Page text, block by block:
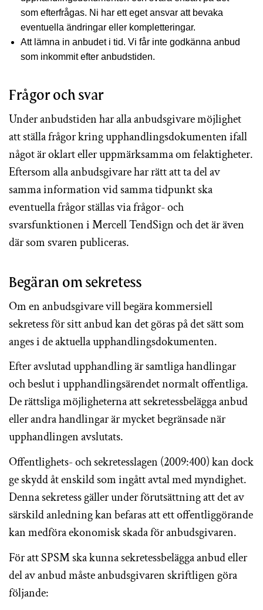
som efterfrågas. Ni har ett eget ansvar att bevaka
eventuella ändringar eller kompletteringar.
Att lämna in anbudet i tid. Vi får inte godkänna anbud
som inkommit efter anbudstiden.
Frågor och svar
Under anbudstiden har alla anbudsgivare möjlighet
att ställa frågor kring upphandlingsdokumenten ifall
något är oklart eller uppmärksamma om felaktigheter.
Eftersom alla anbudsgivare har rätt att ta del av
samma information vid samma tidpunkt ska
eventuella frågor ställas via frågor- och
svarsfunktionen i Mercell TendSign och det är även
där som svaren publiceras.
Begäran om sekretess
Om en anbudsgivare vill begära kommersiell
sekretess för sitt anbud kan det göras på det sätt som
anges i de aktuella upphandlingsdokumenten.
Efter avslutad upphandling är samtliga handlingar
och beslut i upphandlingsärendet normalt offentliga.
De rättsliga möjligheterna att sekretessbelägga anbud
eller andra handlingar är mycket begränsade när
upphandlingen avslutats.
Offentlighets- och sekretesslagen (2009:400) kan dock
ge skydd åt enskild som ingått avtal med myndighet.
Denna sekretess gäller under förutsättning att det av
särskild anledning kan befaras att ett offentliggörande
kan medföra ekonomisk skada för anbudsgivaren.
För att SPSM ska kunna sekretessbelägga anbud eller
del av anbud måste anbudsgivaren skriftligen göra
följande: